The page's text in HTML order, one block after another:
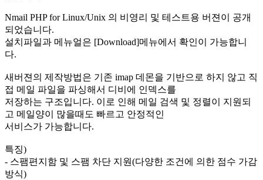
Nmail PHP for Linux/Unix 의 비영리 및 테스트용 버젼이 공개
되었습니다.
설치파일과 메뉴얼은 [Download]메뉴에서 확인이 가능합니
다.
새버젼의 제작방법은 기존 imap 데몬을 기반으로 하지 않고 직
접 메일 파일을 파싱해서 디비에 인덱스를
저장하는 구조입니다. 이로 인해 메일 검색 및 정렬이 지원되
고 메일양이 많을때도 빠르고 안정적인
서비스가 가능합니다.
특징)
- 스팸편지함 및 스팸 차단 지원(다양한 조건에 의한 점수 가감
방식)